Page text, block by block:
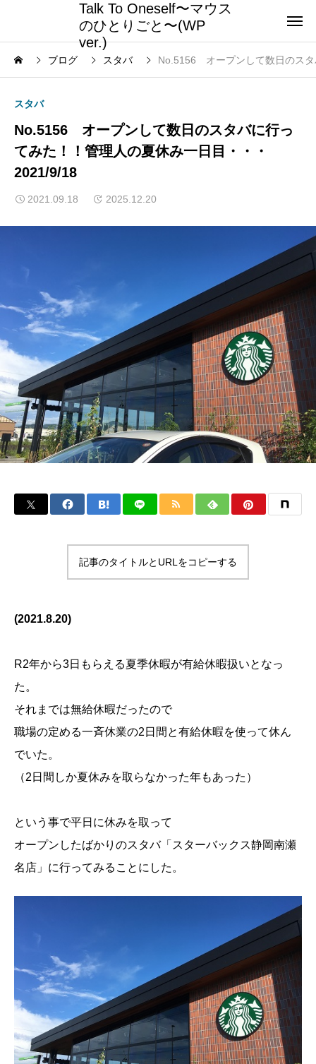
Talk To Oneself〜マウス
のひとりごと〜(WP
ver.)
ブログ スタバ No.5156 オープンして数日のス
スタバ
No.5156 オープンして数日のスタバに行っ
てみた！！管理人の夏休み一日目・・・
2021/9/18
2021.09.18 2025.12.20
記事のタイトルとURLをコピーする
(2021.8.20)
R2年から3日もらえる夏季休暇が有給休暇扱いとなっ
た。
それまでは無給休暇だったので
職場の定める一斉休業の2日間と有給休暇を使って休ん
でいた。
（2日間しか夏休みを取らなかった年もあった）
という事で平日に休みを取って
オープンしたばかりのスタバ「スターバックス静岡南瀬
名店」に行ってみることにした。